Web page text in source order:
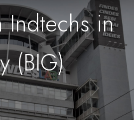
Indtechs in
(BIG)